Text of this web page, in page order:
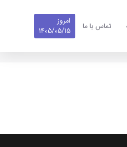
تماس با ما
امروز
1405/05/15